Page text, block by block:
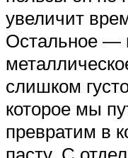
увеличит
Остальное —
слишком
которое мы
превратим в